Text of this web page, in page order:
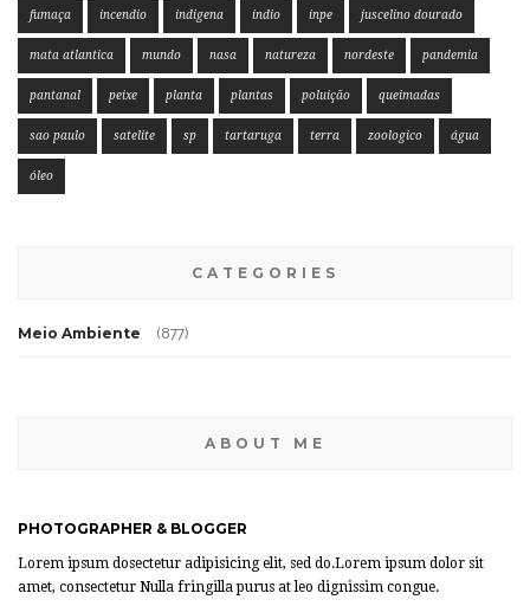
fumaça incendio indigena indio inpe juscelino dourado
mata atlantica mundo nasa natureza nordeste pandemia
pantanal peixe planta plantas poluição queimadas
sao paulo satelite sp tartaruga terra zoologico água
óleo
CATEGORIES
Meio Ambiente (877)
ABOUT ME
PHOTOGRAPHER & BLOGGER
Lorem ipsum dosectetur adipisicing elit, sed do.Lorem ipsum dolor sit
amet, consectetur Nulla fringilla purus at leo dignissim congue.